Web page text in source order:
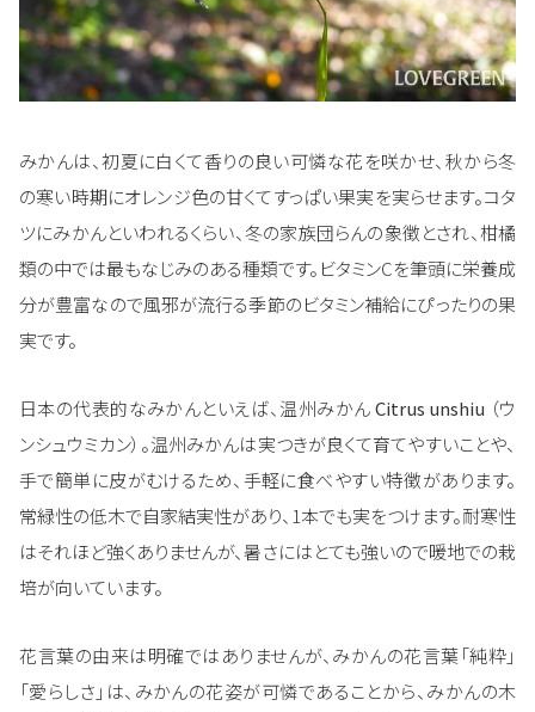
みかんは、初夏に白くて香りの良い可憐な花を咲かせ、秋から冬
の寒い時期にオレンジ色の甘くてすっぱい果実を実らせます。コタ
ツにみかんといわれるくらい、冬の家族団らんの象徴とされ、柑橘
類の中では最もなじみのある種類です。ビタミンCを筆頭に栄養成
分が豊富なので風邪が流行る季節のビタミン補給にぴったりの果
実です。
日本の代表的なみかんといえば、温州みかんCitrus unshiu （ウ
ンシュウミカン）。温州みかんは実つきが良くて育てやすいことや、
手で簡単に皮がむけるため、手軽に食べやすい特徴があります。
常緑性の低木で自家結実性があり、1本でも実をつけます。耐寒性
はそれほど強くありませんが、暑さにはとても強いので暖地での栽
培が向いています。
花言葉の由来は明確ではありませんが、みかんの花言葉「純粋」
「愛らしさ」は、みかんの花姿が可憐であることから、みかんの木